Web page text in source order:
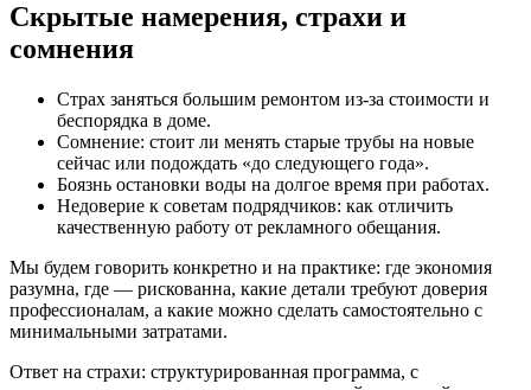
Скрытые намерения, страхи и
сомнения
Страх заняться большим ремонтом из-за стоимости и
беспорядка в доме.
Сомнение: стоит ли менять старые трубы на новые
сейчас или подождать «до следующего года».
Боязнь остановки воды на долгое время при работах.
Недоверие к советам подрядчиков: как отличить
качественную работу от рекламного обещания.
Мы будем говорить конкретно и на практике: где экономия
разумна, где — рискованна, какие детали требуют доверия
профессионалам, а какие можно сделать самостоятельно с
минимальными затратами.
Ответ на страхи: структурированная программа, с